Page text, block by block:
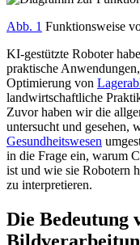
Abb. 1 Funktionsweise
KI-gestützte Roboter
praktische
Optimierung von
landwirtschaftliche
Zuvor haben wir die
untersucht und gesehen,
Gesundheitswesen
in die Frage ein, warum
ist und wie sie Robotern
zu interpretieren.
Die Bedeutung